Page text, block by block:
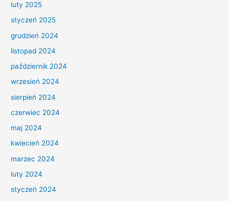
luty 2025
styczeń 2025
grudzień 2024
listopad 2024
październik 2024
wrzesień 2024
sierpień 2024
czerwiec 2024
maj 2024
kwiecień 2024
marzec 2024
luty 2024
styczeń 2024